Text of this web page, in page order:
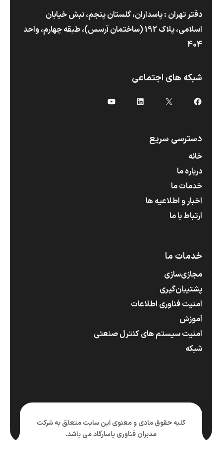
دفتر تهران : پاسداران، گلستان پنجم، نبش خیابان
اسلامی، پلاک 192 (ساختمان آرسس)،‌ طبقه چهارم، واحد
404
شبکه های اجتماعی
فیس‌بوک
X لینکداینیوتیوب
دسترسی سریع
خانه
درباره ما
خدمات ما
اخبار و اطلاعیه ها
ارتباط با ما
خدمات ما
مجازی‌سازی
پشتیبان‌گیری
امنیت فناوری اطلاعات
آموزش
امنیت سیستم های کنترل صنعتی
شبکه
کلیه حقوق مادی و معنوی این سایت متعلق به شرکت
مدبران فناوری پاسارگاد می باشد.